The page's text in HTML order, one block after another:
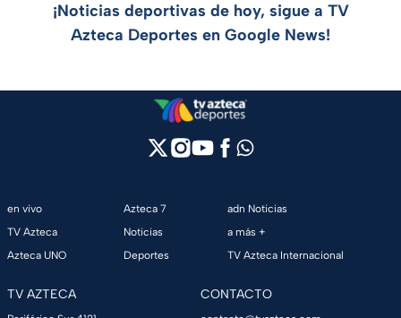
¡Noticias deportivas de hoy, sigue a TV
Azteca Deportes en Google News!
en vivo
TV Azteca
Azteca UNO
Azteca 7
Noticias
Deportes
adn Noticias
a más +
TV Azteca Internacional
TV AZTECA CONTACTO